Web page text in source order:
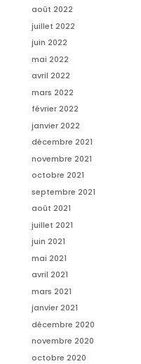
août 2022
juillet 2022
juin 2022
mai 2022
avril 2022
mars 2022
février 2022
janvier 2022
décembre 2021
novembre 2021
octobre 2021
septembre 2021
août 2021
juillet 2021
juin 2021
mai 2021
avril 2021
mars 2021
janvier 2021
décembre 2020
novembre 2020
octobre 2020